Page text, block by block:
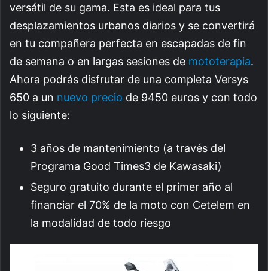
versátil de su gama. Esta es ideal para tus
desplazamientos urbanos diarios y se convertirá
en tu compañera perfecta en escapadas de fin
de semana o en largas sesiones de mototerapia.
Ahora podrás disfrutar de una completa Versys
650 a un nuevo precio de 9450 euros y con todo
lo siguiente:
3 años de mantenimiento (a través del
Programa Good Times3 de Kawasaki)
Seguro gratuito durante el primer año al
financiar el 70% de la moto con Cetelem en
la modalidad de todo riesgo